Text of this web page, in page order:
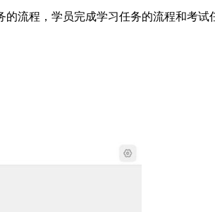
流程，学员完成学习任务的流程和考试